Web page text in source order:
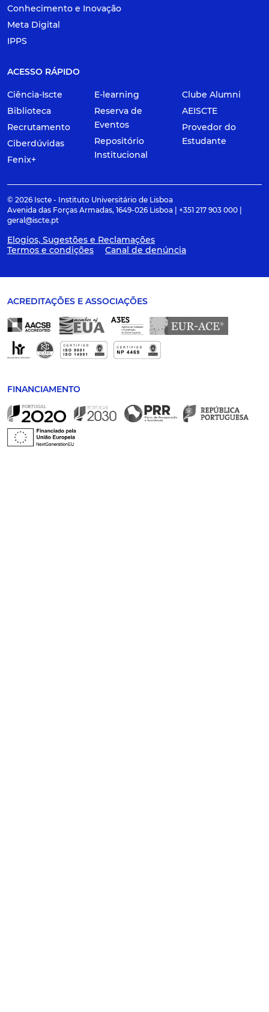
Conhecimento e Inovação
Meta Digital
IPPS
ACESSO RÁPIDO
Ciência-Iscte
Biblioteca
Recrutamento
Ciberdúvidas
Fenix+
E-learning
Reserva de
Eventos
Repositório
Institucional
Clube Alumni
AEISCTE
Provedor do
Estudante
© 2026 Iscte - Instituto Universitário de Lisboa
Avenida das Forças Armadas, 1649-026 Lisboa | +351 217 903 000 |
geral@iscte.pt
Elogios, Sugestões e Reclamações
Termos e condições
Canal de denúncia
ACREDITAÇÕES E ASSOCIAÇÕES
FINANCIAMENTO